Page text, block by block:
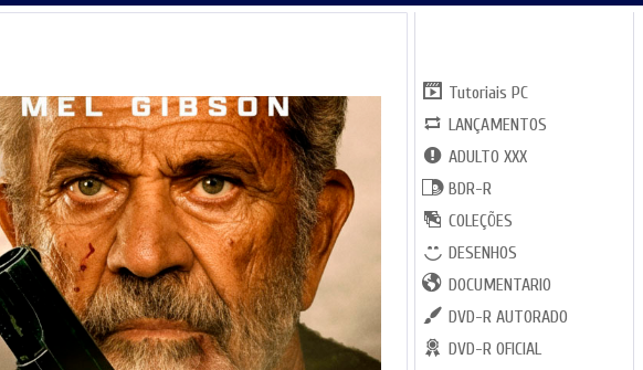
Tutoriais PC
LANÇAMENTOS
ADULTO XXX
BDR-R
COLEÇÕES
DESENHOS
DOCUMENTARIO
DVD-R AUTORADO
DVD-R OFICIAL